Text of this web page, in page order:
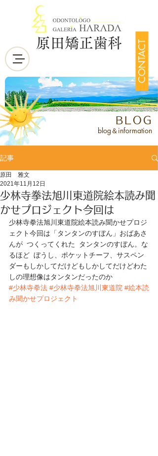
CONTACT
原田矯正歯科
BLOG
blog＆information
記事
少林寺拳法旭川東道院絵本読み聞
かせプロジェクト今回は
原田 雅文
2021年11月12日
少林寺拳法旭川東道院絵本読み聞かせプロジ
ェクト今回は「タンタンのすぼん」おばあさ
んが  つくってくれた  タンタンのすぼん。な
るほど  ぼうし、ポケットチーフ、サスペン
ダーもしかしてだけどもしかしてだけどわた
しの理想像はタンタンだったのか
#少林寺拳法 #少林寺拳法旭川東道院 #絵本読
み聞かせプロジェクト